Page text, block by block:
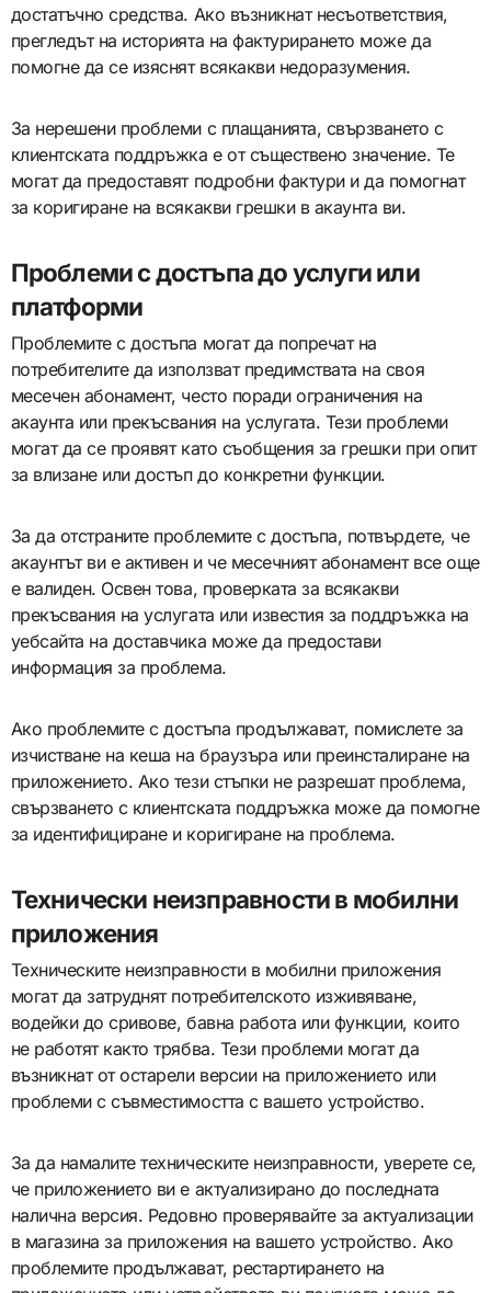
достатъчно средства. Ако възникнат несъответствия,
прегледът на историята на фактурирането може да
помогне да се изяснят всякакви недоразумения.
За нерешени проблеми с плащанията, свързването с
клиентската поддръжка е от съществено значение. Те
могат да предоставят подробни фактури и да помогнат
за коригиране на всякакви грешки в акаунта ви.
Проблеми с достъпа до услуги или
платформи
Проблемите с достъпа могат да попречат на
потребителите да използват предимствата на своя
месечен абонамент, често поради ограничения на
акаунта или прекъсвания на услугата. Тези проблеми
могат да се проявят като съобщения за грешки при опит
за влизане или достъп до конкретни функции.
За да отстраните проблемите с достъпа, потвърдете, че
акаунтът ви е активен и че месечният абонамент все още
е валиден. Освен това, проверката за всякакви
прекъсвания на услугата или известия за поддръжка на
уебсайта на доставчика може да предостави
информация за проблема.
Ако проблемите с достъпа продължават, помислете за
изчистване на кеша на браузъра или преинсталиране на
приложението. Ако тези стъпки не разрешат проблема,
свързването с клиентската поддръжка може да помогне
за идентифициране и коригиране на проблема.
Технически неизправности в мобилни
приложения
Техническите неизправности в мобилни приложения
могат да затруднят потребителското изживяване,
водейки до сривове, бавна работа или функции, които
не работят както трябва. Тези проблеми могат да
възникнат от остарели версии на приложението или
проблеми с съвместимостта с вашето устройство.
За да намалите техническите неизправности, уверете се,
че приложението ви е актуализирано до последната
налична версия. Редовно проверявайте за актуализации
в магазина за приложения на вашето устройство. Ако
проблемите продължават, рестартирането на